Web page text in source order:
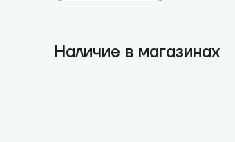
Наличие в магазинах